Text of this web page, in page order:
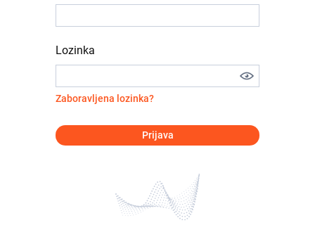
Lozinka
Zaboravljena lozinka?
Prijava